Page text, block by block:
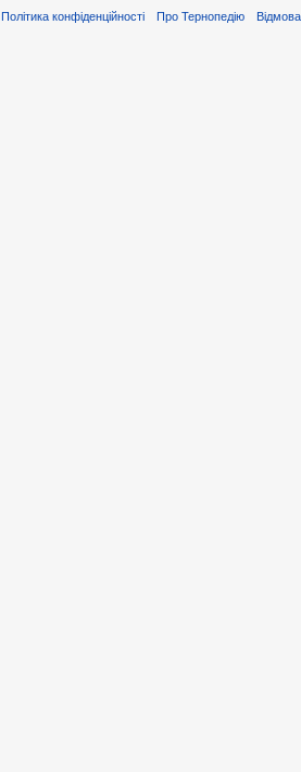
Політика конфіденційності Про Тернопедію Відмова